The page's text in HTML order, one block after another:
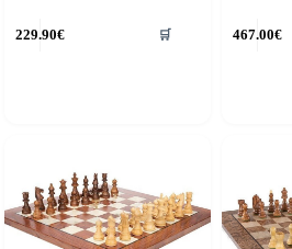
229.90€ 🛒 467.00€